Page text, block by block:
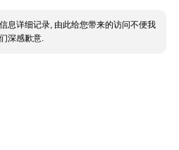
息详细记录, 由此给您带来的访问不便我
们深感歉意.